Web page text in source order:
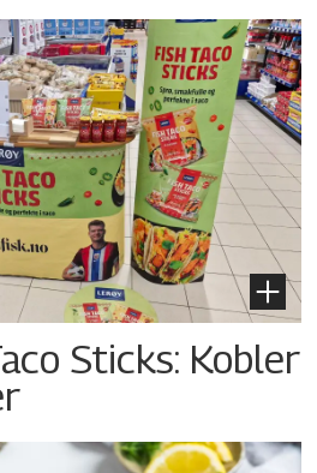
Sticks: Kobler